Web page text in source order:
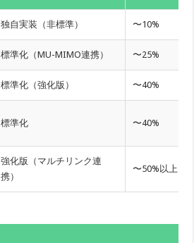
独自実装（非標準） 〜10%
標準化（MU-MIMO連携） 〜25%
標準化（強化版） 〜40%
標準化 〜40%
強化版（マルチリンク連
携）
〜50%以上